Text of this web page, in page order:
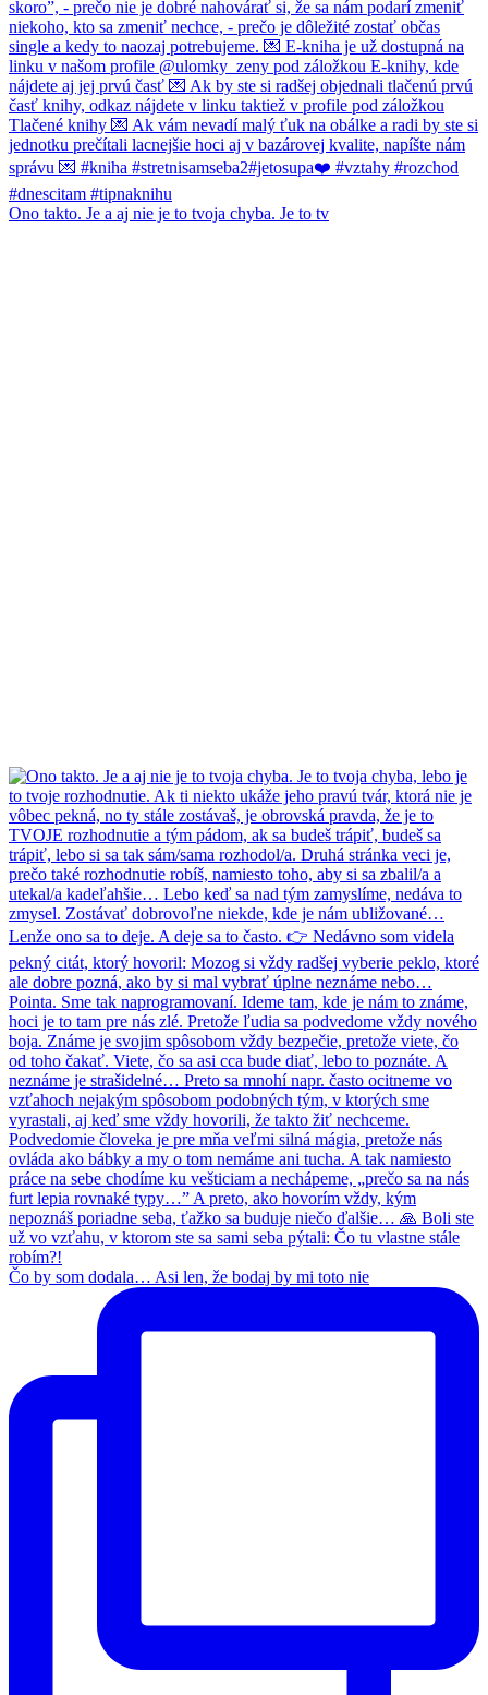
Ono takto. Je a aj nie je to tvoja chyba. Je to tv
Čo by som dodala… Asi len, že bodaj by mi toto nie